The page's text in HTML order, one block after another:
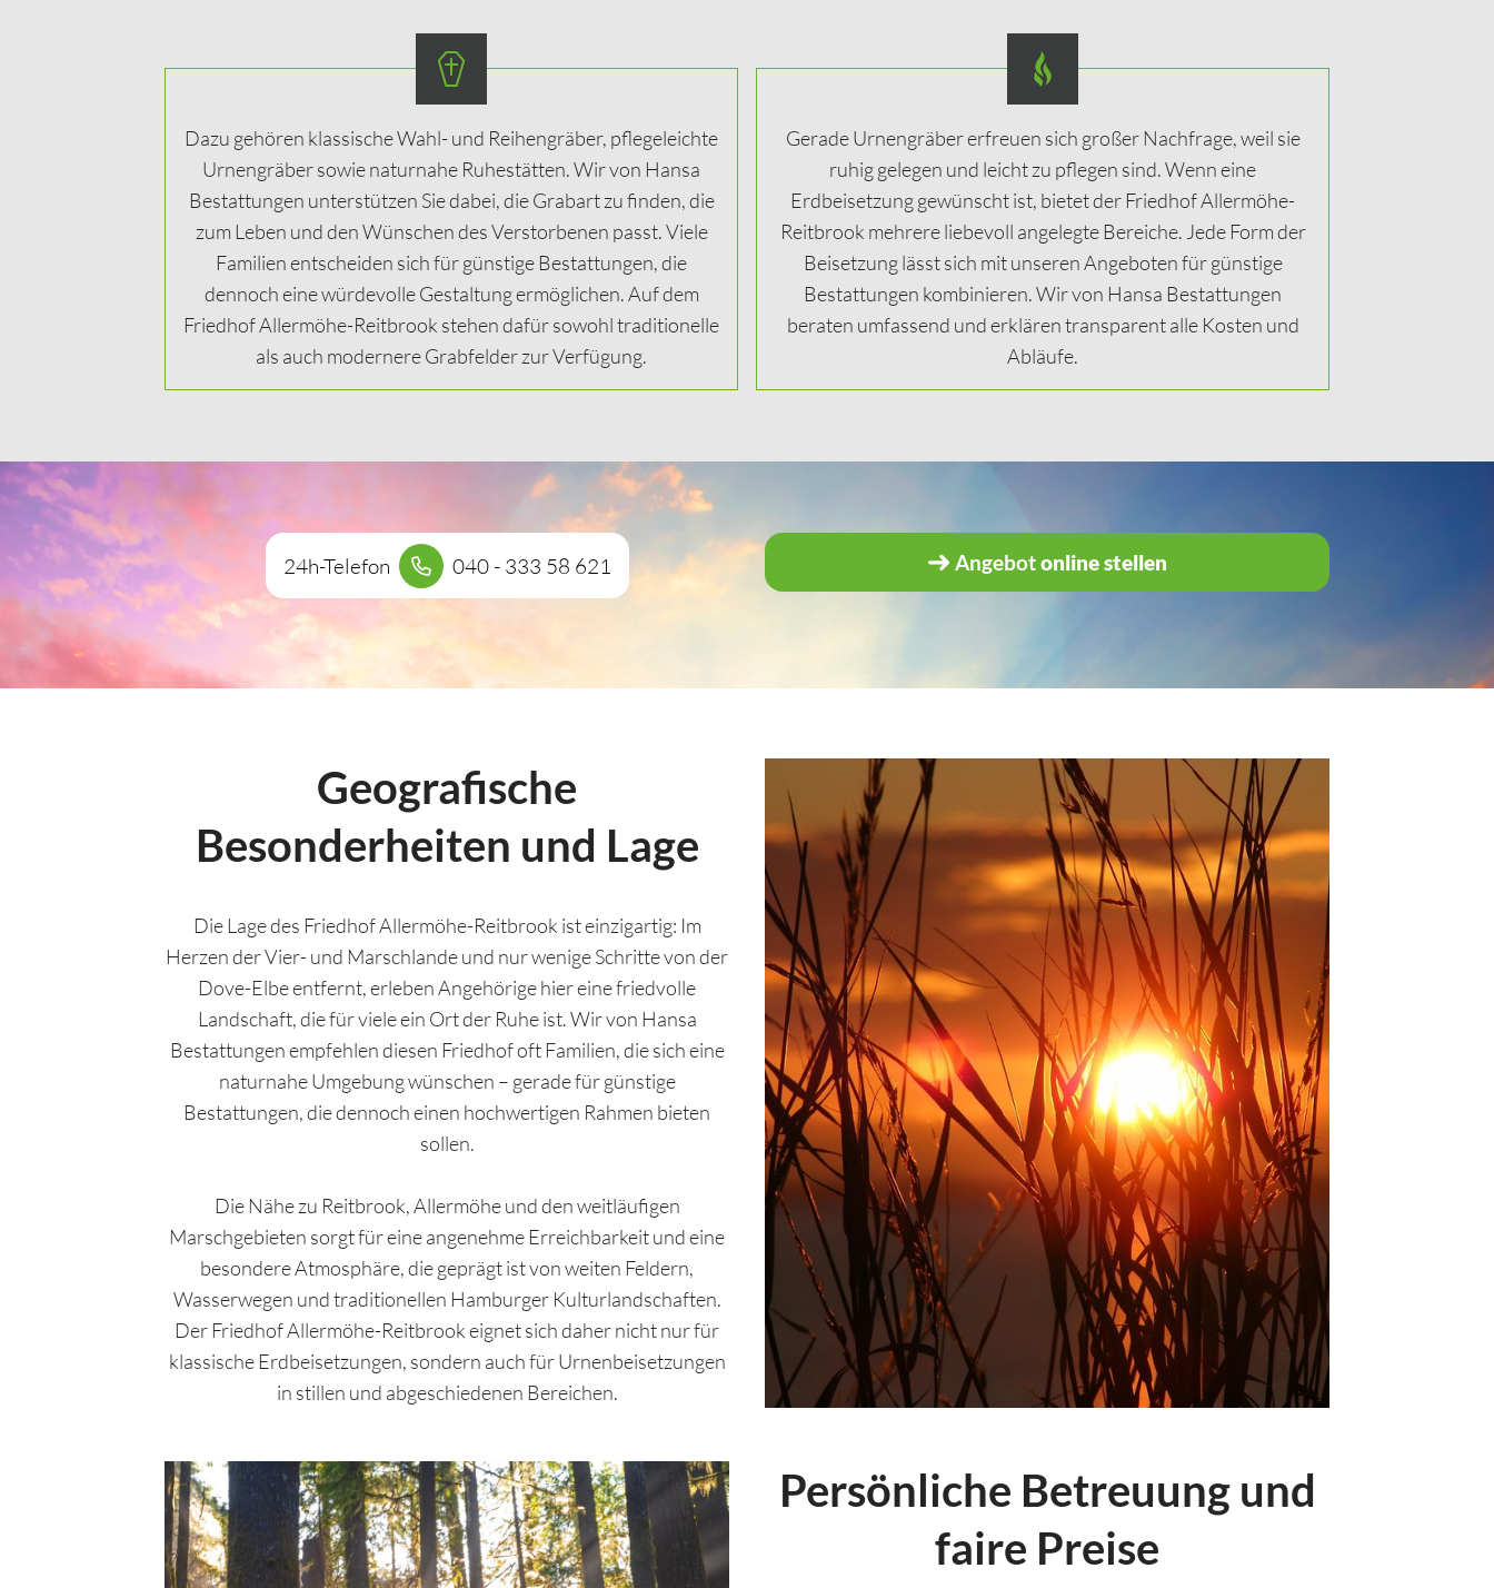
Dazu gehören klassische Wahl- und Reihengräber, pflegeleichte
Urnengräber sowie naturnahe Ruhestätten. Wir von Hansa
Bestattungen unterstützen Sie dabei, die Grabart zu finden, die
zum Leben und den Wünschen des Verstorbenen passt. Viele
Familien entscheiden sich für günstige Bestattungen, die
dennoch eine würdevolle Gestaltung ermöglichen. Auf dem
Friedhof Allermöhe-Reitbrook stehen dafür sowohl traditionelle
als auch modernere Grabfelder zur Verfügung.
Gerade Urnengräber erfreuen sich großer Nachfrage, weil sie
ruhig gelegen und leicht zu pflegen sind. Wenn eine
Erdbeisetzung gewünscht ist, bietet der Friedhof Allermöhe-
Reitbrook mehrere liebevoll angelegte Bereiche. Jede Form der
Beisetzung lässt sich mit unseren Angeboten für günstige
Bestattungen kombinieren. Wir von Hansa Bestattungen
beraten umfassend und erklären transparent alle Kosten und
Abläufe.
24h-Telefon 040 - 333 58 621 Angebotonline stellen
Geografische
Besonderheiten und Lage
Die Lage des Friedhof Allermöhe-Reitbrook ist einzigartig: Im
Herzen der Vier- und Marschlande und nur wenige Schritte von der
Dove-Elbe entfernt, erleben Angehörige hier eine friedvolle
Landschaft, die für viele ein Ort der Ruhe ist. Wir von Hansa
Bestattungen empfehlen diesen Friedhof oft Familien, die sich eine
naturnahe Umgebung wünschen – gerade für günstige
Bestattungen, die dennoch einen hochwertigen Rahmen bieten
sollen.
Die Nähe zu Reitbrook, Allermöhe und den weitläufigen
Marschgebieten sorgt für eine angenehme Erreichbarkeit und eine
besondere Atmosphäre, die geprägt ist von weiten Feldern,
Wasserwegen und traditionellen Hamburger Kulturlandschaften.
Der Friedhof Allermöhe-Reitbrook eignet sich daher nicht nur für
klassische Erdbeisetzungen, sondern auch für Urnenbeisetzungen
in stillen und abgeschiedenen Bereichen.
Persönliche Betreuung und
faire Preise